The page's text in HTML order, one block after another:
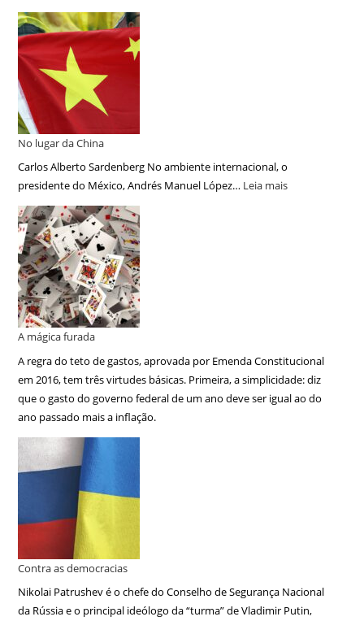
No lugar da China
Carlos Alberto Sardenberg No ambiente internacional, o
presidente do México, Andrés Manuel López… Leia mais
A mágica furada
A regra do teto de gastos, aprovada por Emenda Constitucional
em 2016, tem três virtudes básicas. Primeira, a simplicidade: diz
que o gasto do governo federal de um ano deve ser igual ao do
ano passado mais a inflação.
Contra as democracias
Nikolai Patrushev é o chefe do Conselho de Segurança Nacional
da Rússia e o principal ideólogo da “turma” de Vladimir Putin,